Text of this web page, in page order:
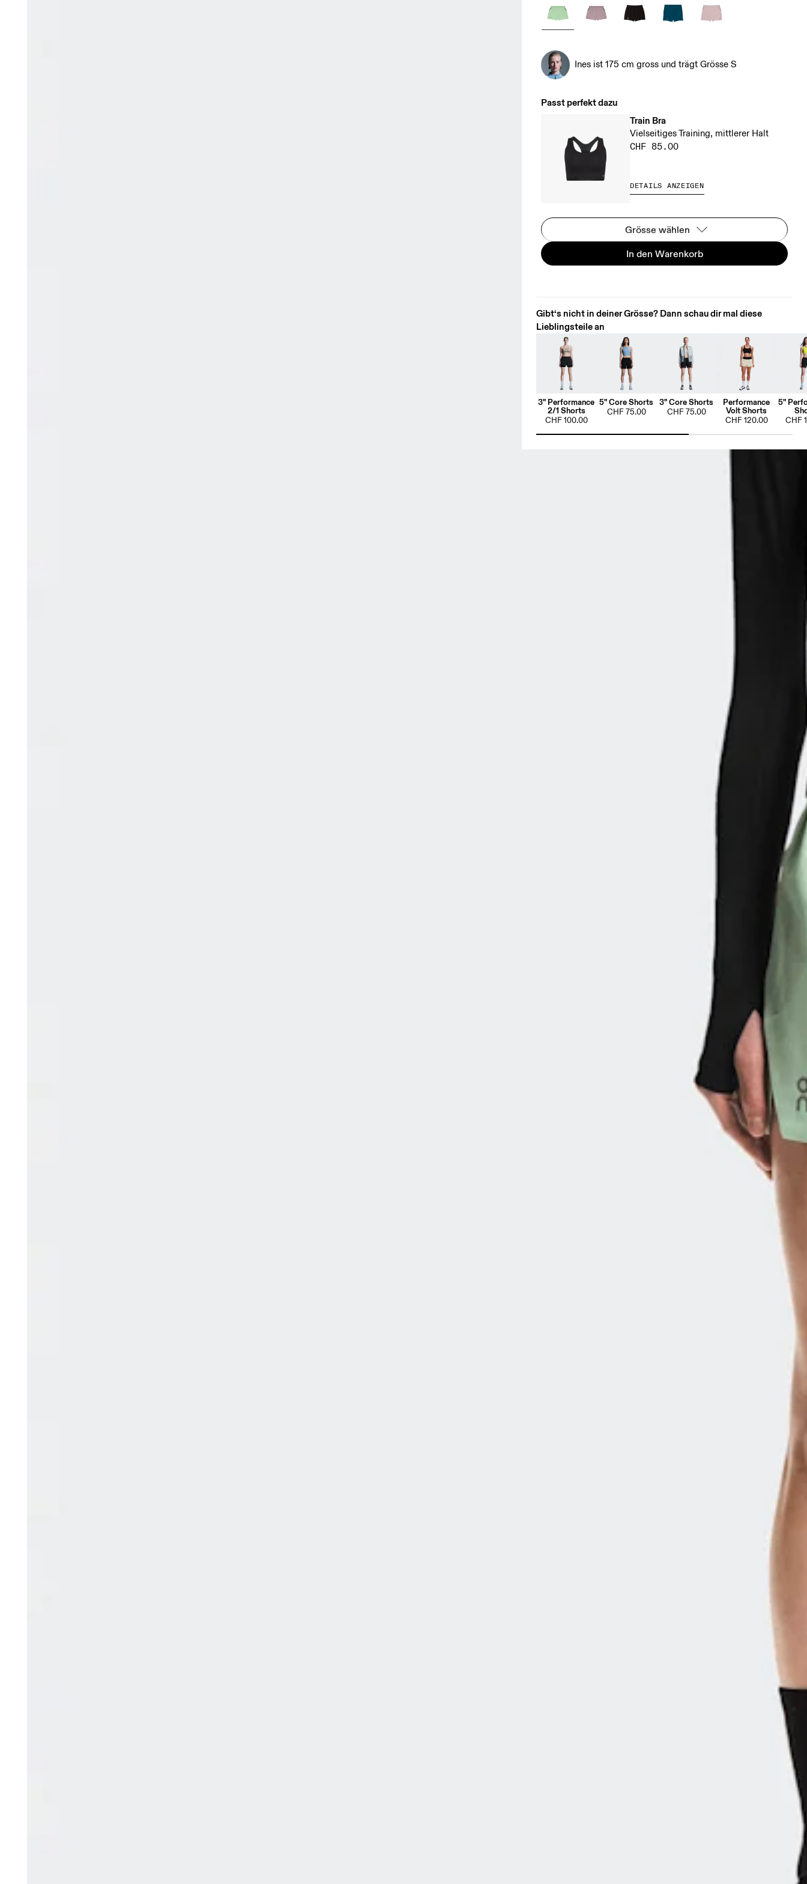
Ines ist 175 cm gross und trägt Grösse S
Passt perfekt dazu
Train Bra
Vielseitiges Training, mittlerer Halt
CHF 85.00
DETAILS ANZEIGEN
Grösse wählen
In den Warenkorb
Gibt‘s nicht in deiner Grösse? Dann schau dir mal diese
Lieblingsteile an
3" Performance
2/1 Shorts
CHF 100.00
5" Core Shorts
CHF 75.00
3" Core Shorts
CHF 75.00
Performance
Volt Shorts
CHF 120.00
5"
CHF